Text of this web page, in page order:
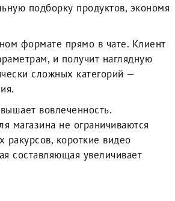
подборку продуктов, экономя
формате прямо в чате. Клиент
и получит наглядную
сложных категорий —
вовлеченность.
магазина не ограничиваются
короткие видео
составляющая увеличивает